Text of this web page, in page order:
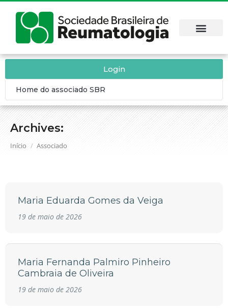
Archives:
Você está aqui:
Início Associado
Login
Home do associado SBR
Maria Eduarda Gomes da Veiga
19 de maio de 2026
Maria Fernanda Palmiro Pinheiro
Cambraia de Oliveira
19 de maio de 2026